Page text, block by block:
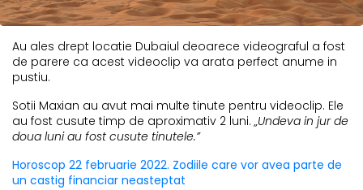
Au ales drept locatie Dubaiul deoarece videograful a fost
de parere ca acest videoclip va arata perfect anume in
pustiu.
Sotii Maxian au avut mai multe tinute pentru videoclip. Ele
au fost cusute timp de aproximativ 2 luni.„Undeva in jur de
doua luni au fost cusute tinutele.”
Horoscop 22 februarie 2022. Zodiile care vor avea parte de
un castig financiar neasteptat